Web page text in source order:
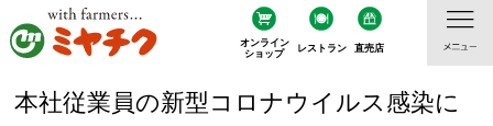
オンライン
ショップ
レストラン 直売店
本社従業員の新型コロナウイルス感染に